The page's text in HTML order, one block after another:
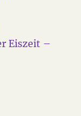
Eiszeit –